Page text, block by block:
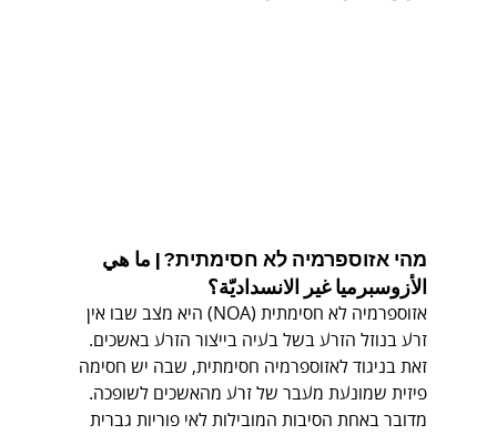
מהי אזוספרמיה לא חסימתית? | ما هي
الأزوسبرميا غير الانسداديّة؟
אזוספרמיה לא חסימתית (NOA) היא מצב שבו אין
זרע בנוזל הזרע בשל בעיה בייצור הזרע באשכים.
זאת בניגוד לאזוספרמיה חסימתית, שבה יש חסימה
פיזית שמונעת מעבר של זרע מהאשכים לשופכה.
מדובר באחת הסיבות המובילות לאי פוריות גברית